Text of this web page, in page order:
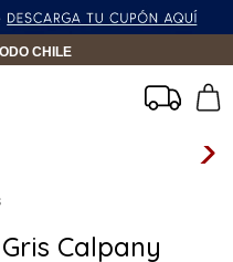
CHILE
Calpany